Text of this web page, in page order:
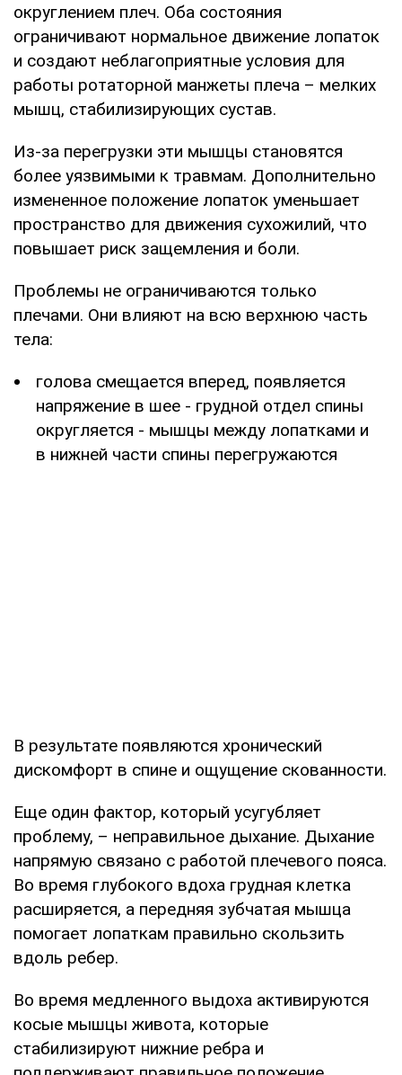
округлением плеч. Оба состояния
ограничивают нормальное движение лопаток
и создают неблагоприятные условия для
работы ротаторной манжеты плеча – мелких
мышц, стабилизирующих сустав.
Из-за перегрузки эти мышцы становятся
более уязвимыми к травмам. Дополнительно
измененное положение лопаток уменьшает
пространство для движения сухожилий, что
повышает риск защемления и боли.
Проблемы не ограничиваются только
плечами. Они влияют на всю верхнюю часть
тела:
голова смещается вперед, появляется
напряжение в шее - грудной отдел спины
округляется - мышцы между лопатками и
в нижней части спины перегружаются
В результате появляются хронический
дискомфорт в спине и ощущение скованности.
Еще один фактор, который усугубляет
проблему, – неправильное дыхание. Дыхание
напрямую связано с работой плечевого пояса.
Во время глубокого вдоха грудная клетка
расширяется, а передняя зубчатая мышца
помогает лопаткам правильно скользить
вдоль ребер.
Во время медленного выдоха активируются
косые мышцы живота, которые
стабилизируют нижние ребра и